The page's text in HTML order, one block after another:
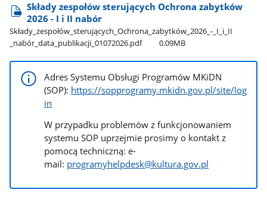
Składy zespołów sterujących Ochrona zabytków
2026 - I i II nabór
Składy​_zespołów​_sterujących​_Ochrona​_zabytków​_2026​_-​_I​_i​_II​
_nabór​_data​_publikacji​_01072026.pdf
0.09MB
Adres Systemu Obsługi Programów MKiDN
(SOP): https://sopprogramy.mkidn.gov.pl/site/log
in
W przypadku problemów z funkcjonowaniem
systemu SOP uprzejmie prosimy o kontakt z
pomocą techniczną: e-
mail: programyhelpdesk@kultura.gov.pl